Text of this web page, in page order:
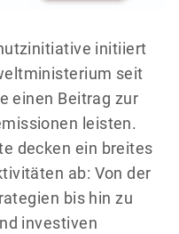
initiiert
seit
einen Beitrag zur
leisten.
decken ein breites
ab: Von der
bis hin zu
investiven